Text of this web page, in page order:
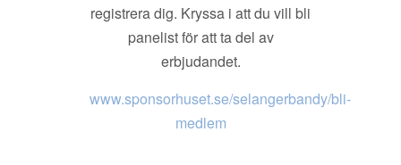
registrera dig. Kryssa i att du vill bli
panelist för att ta del av
erbjudandet.
www.sponsorhuset.se/selangerbandy/bli-
medlem